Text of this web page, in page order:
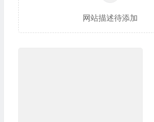
网站描述待添加